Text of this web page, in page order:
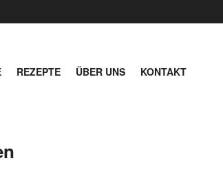
REZEPTE ÜBER UNS KONTAKT